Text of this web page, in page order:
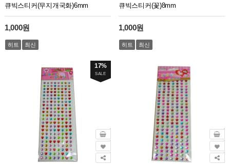
큐빅스티커(무지개국화)6mm
1,000원
히트 최신
큐빅스티커(꽃)8mm
1,000원
히트 최신
17%
SALE